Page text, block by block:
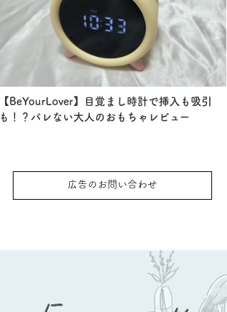
【BeYourLover】目覚まし時計で挿入も吸引
も！？バレない大人のおもちゃレビュー
広告のお問い合わせ